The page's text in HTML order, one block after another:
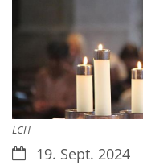
LCH
Datum:19. Sept. 2024